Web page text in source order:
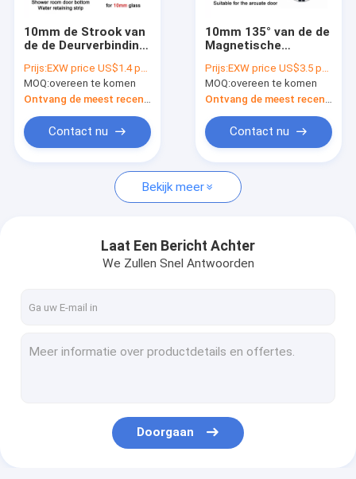
10mm de Strook van
de de Deurverbinding
Badkamersdouche
Prijs:EXW price US$1.4 per piece
MOQ:overeen te komen
Contact nu
10mm 135° van de de
Magnetische
van de Douchedeur
de
botsingsweerstand
Prijs:EXW price US$3.5 per sets (2pcs of 2.2meter)
MOQ:overeen te komen
Contact nu
Bekijk meer
Laat Een Bericht Achter
We Zullen Snel Antwoorden
Doorgaan